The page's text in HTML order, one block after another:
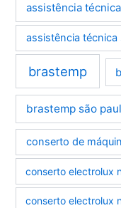
assistência
assistência
brastemp
brastemp são
conserto de
conserto electrolux
conserto electrolux